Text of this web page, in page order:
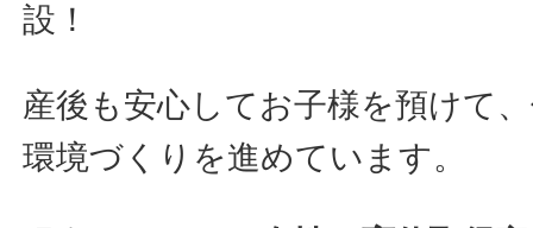
設！
産後も安心してお子様を預けて
環境づくりを進めています。